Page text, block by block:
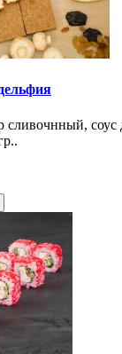
сливочнный, соус